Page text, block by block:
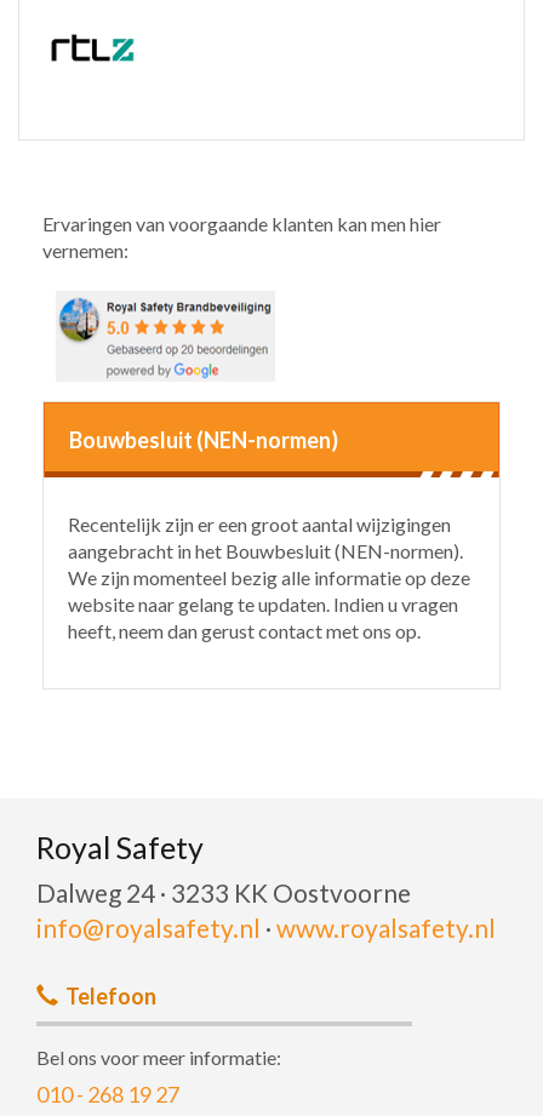
Ervaringen van voorgaande klanten kan men hier
vernemen:
Bouwbesluit (NEN-normen)
Recentelijk zijn er een groot aantal wijzigingen
aangebracht in het Bouwbesluit (NEN-normen).
We zijn momenteel bezig alle informatie op deze
website naar gelang te updaten. Indien u vragen
heeft, neem dan gerust contact met ons op.
Royal Safety
Dalweg 24 · 3233 KK Oostvoorne
info@royalsafety.nl · www.royalsafety.nl
Telefoon
Bel ons voor meer informatie:
010 - 268 19 27